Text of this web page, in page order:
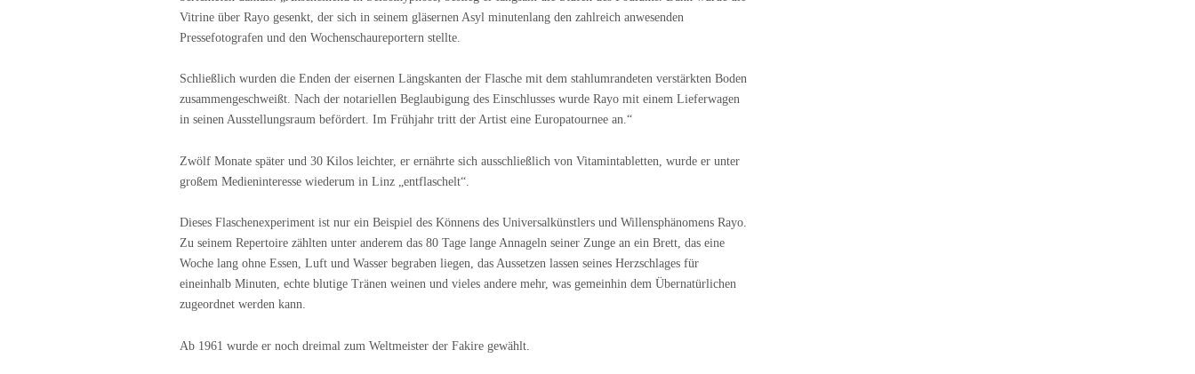
Vitrine über Rayo gesenkt, der sich in seinem gläsernen Asyl minutenlang den zahlreich anwesenden
Pressefotografen und den Wochenschaureportern stellte.
Schließlich wurden die Enden der eisernen Längskanten der Flasche mit dem stahlumrandeten verstärkten Boden
zusammengeschweißt. Nach der notariellen Beglaubigung des Einschlusses wurde Rayo mit einem Lieferwagen
in seinen Ausstellungsraum befördert. Im Frühjahr tritt der Artist eine Europatournee an.“
Zwölf Monate später und 30 Kilos leichter, er ernährte sich ausschließlich von Vitamintabletten, wurde er unter
großem Medieninteresse wiederum in Linz „entflaschelt“.
Dieses Flaschenexperiment ist nur ein Beispiel des Könnens des Universalkünstlers und Willensphänomens Rayo.
Zu seinem Repertoire zählten unter anderem das 80 Tage lange Annageln seiner Zunge an ein Brett, das eine
Woche lang ohne Essen, Luft und Wasser begraben liegen, das Aussetzen lassen seines Herzschlages für
eineinhalb Minuten, echte blutige Tränen weinen und vieles andere mehr, was gemeinhin dem Übernatürlichen
zugeordnet werden kann.
Ab 1961 wurde er noch dreimal zum Weltmeister der Fakire gewählt.